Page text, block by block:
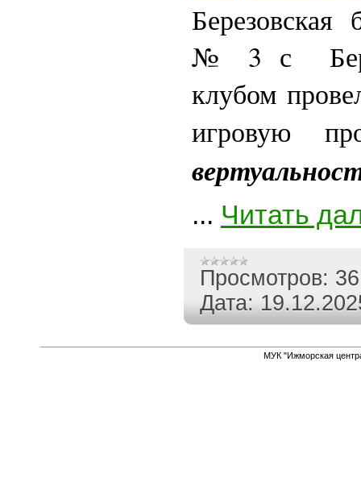
№ 3 с
клубом
игровую
... Читать
Просмотров: 36
Дата:
МУК "Ижморская